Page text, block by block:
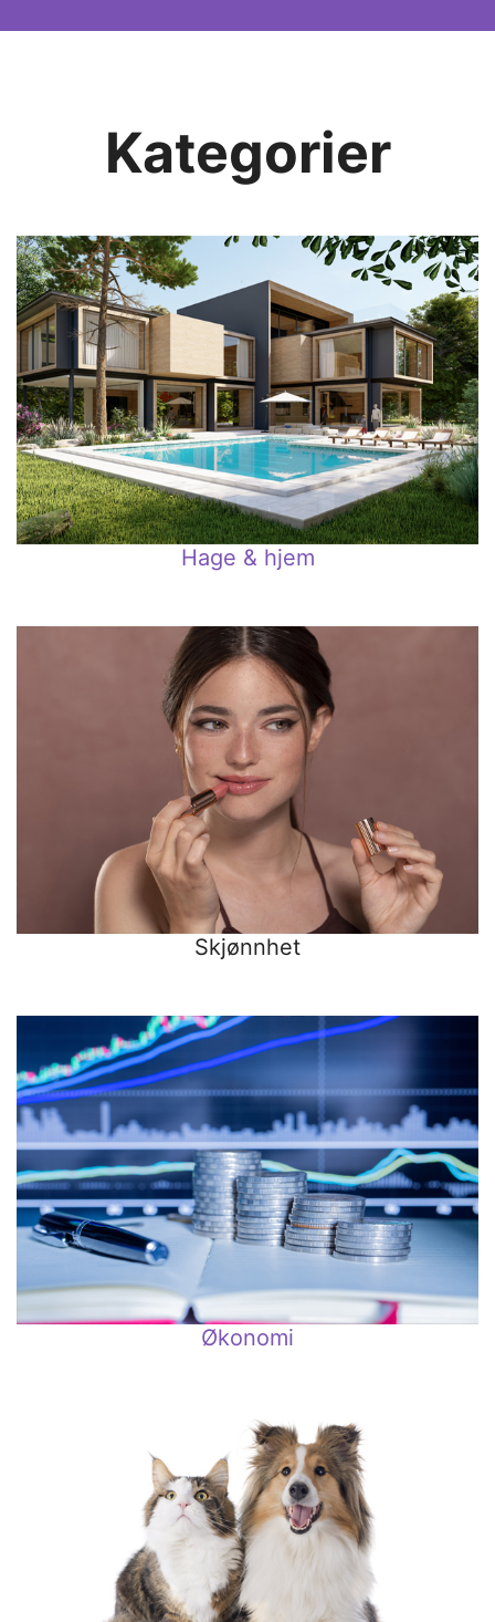
Kategorier
Hage & hjem
Skjønnhet
Økonomi